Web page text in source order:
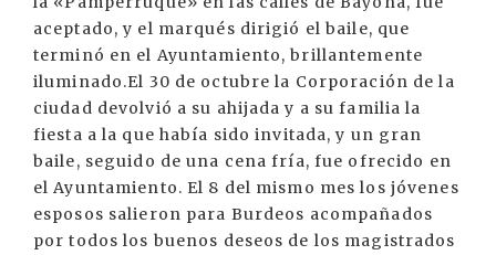
aceptado, y el marqués dirigió el baile, que
terminó en el Ayuntamiento, brillantemente
iluminado.El 30 de octubre la Corporación de la
ciudad devolvió a su ahijada y a su familia la
fiesta a la que había sido invitada, y un gran
baile, seguido de una cena fría, fue ofrecido en
el Ayuntamiento. El 8 del mismo mes los jóvenes
esposos salieron para Burdeos acompañados
por todos los buenos deseos de los magistrados